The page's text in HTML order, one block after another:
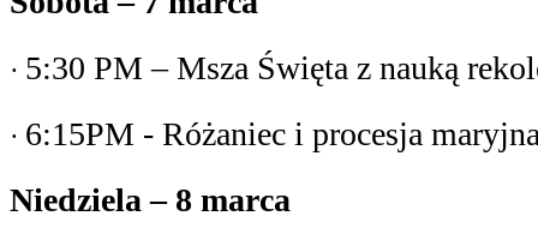
· 5:30 PM – Msza Święta z nauką
· 6:15PM - Różaniec i procesja
Niedziela – 8 marca